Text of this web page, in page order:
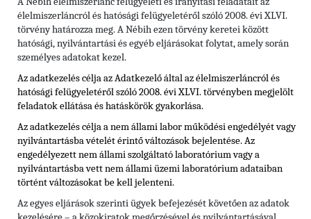
élelmiszerláncról és hatósági felügyeletéről szóló 2008. évi XLVI.
törvény határozza meg. A Nébih ezen törvény keretei között
hatósági, nyilvántartási és egyéb eljárásokat folytat, amely során
személyes adatokat kezel.
Az adatkezelés célja az Adatkezelő által az élelmiszerláncról és
hatósági felügyeletéről szóló 2008. évi XLVI. törvényben megjelölt
feladatok ellátása és hatáskörök gyakorlása.
Az adatkezelés célja a nem állami labor működési engedélyét vagy
nyilvántartásba vételét érintő változások bejelentése. Az
engedélyezett nem állami szolgáltató laboratórium vagy a
nyilvántartásba vett nem állami üzemi laboratórium adataiban
történt változásokat be kell jelenteni.
Az egyes eljárások szerinti ügyek befejezését követően az adatok